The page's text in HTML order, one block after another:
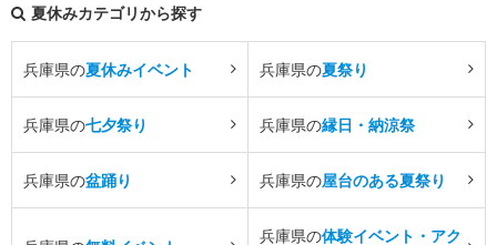
夏休みカテゴリから探す
兵庫県の夏休みイベント 兵庫県の夏祭り
兵庫県の七夕祭り 兵庫県の縁日・納涼祭
兵庫県の盆踊り 兵庫県の屋台のある夏祭り
兵庫県の体験イベント・アク